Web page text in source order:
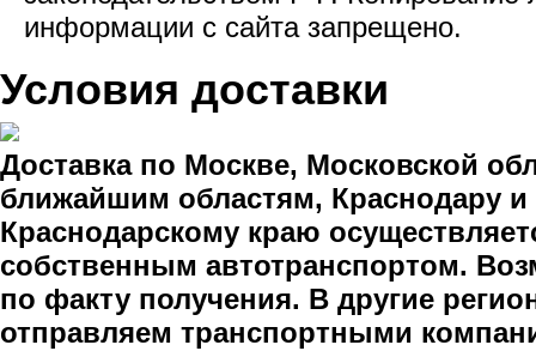
информации с сайта запрещено.
Условия доставки
Доставка по Москве, Московской
ближайшим областям, Краснодару и
Краснодарскому краю
собственным автотранспортом.
по факту получения. В другие
отправляем транспортными